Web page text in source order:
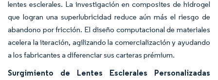
lentes esclerales. La investigación en composites de hidrogel
que logran una superlubricidad reduce aún más el riesgo de
abandono por fricción. El diseño computacional de materiales
acelera la iteración, agilizando la comercialización y ayudando
a los fabricantes a diferenciar sus carteras prémium.
Surgimiento de Lentes Esclerales Personalizadas